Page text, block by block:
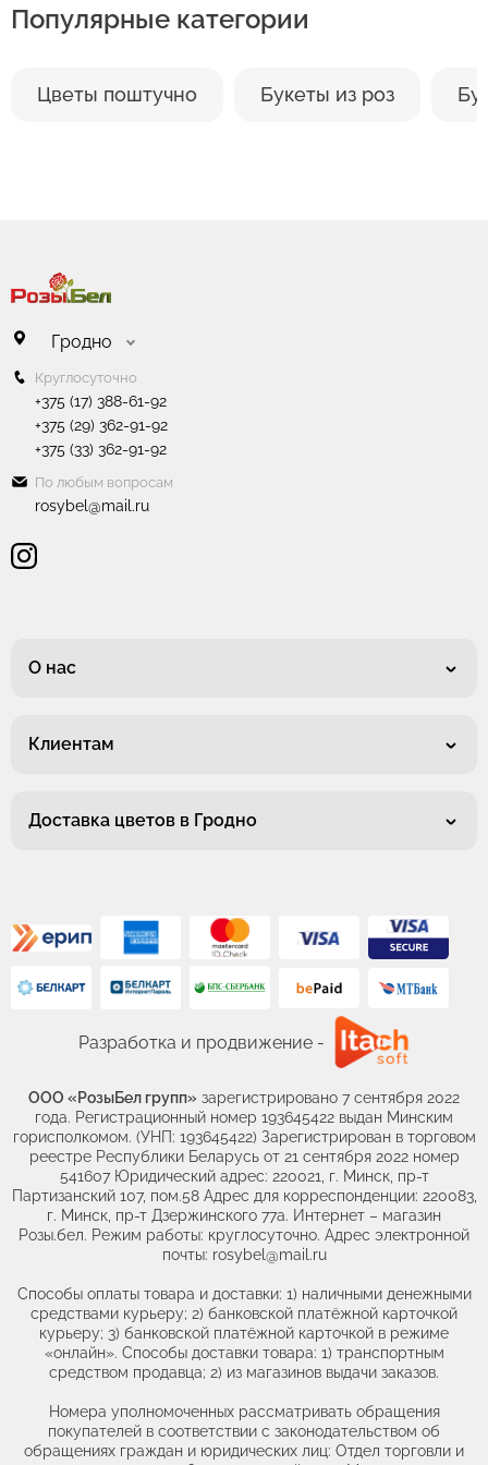
Цветы не любят сухой жаркий воздух.
Он сушит стебли и листья. По этой же причине
солнечных лучей или кондиционер.
Популярные категории
Цветы поштучно Букеты из роз
Гродно
Круглосуточно
+375 (17) 388-61-92
+375 (29) 362-91-92
+375 (33) 362-91-92
По любым вопросам
rosybel@mail.ru
О нас
Клиентам
Доставка цветов в Гродно
Разработка и продвижение -
ООО «РозыБел групп» зарегистрировано 7 сентября 2022
года. Регистрационный номер 193645422 выдан Минским
горисполкомом. (УНП: 193645422) Зарегистрирован в торговом
реестре Республики Беларусь от 21 сентября 2022 номер
541607 Юридический адрес: 220021, г. Минск, пр-т
Партизанский 107, пом.58 Адрес для корреспонденции: 220083,
г. Минск, пр-т Дзержинского 77а. Интернет – магазин
Розы.бел. Режим работы: круглосуточно. Адрес электронной
почты: rosybel@mail.ru
Способы оплаты товара и доставки: 1) наличными денежными
средствами курьеру; 2) банковской платёжной карточкой
курьеру; 3) банковской платёжной карточкой в режиме
«онлайн». Способы доставки товара: 1) транспортным
средством продавца; 2) из магазинов выдачи заказов.
Номера уполномоченных рассматривать обращения
покупателей в соответствии с законодательством об
обращениях граждан и юридических лиц: Отдел торговли и